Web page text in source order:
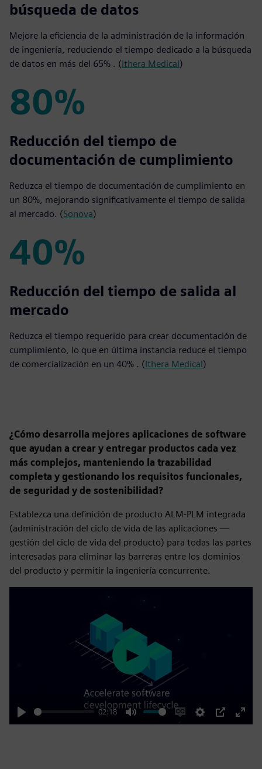
búsqueda de datos
Mejore la eficiencia de la administración de la información
de ingeniería, reduciendo el tiempo dedicado a la búsqueda
de datos en más del 65% . (Ithera Medical)
80%
80%
Reducción del tiempo de
documentación de cumplimiento
Reduzca el tiempo de documentación de cumplimiento en
un 80%, mejorando significativamente el tiempo de salida
al mercado. (Sonova)
40%
40%
Reducción del tiempo de salida al
mercado
Reduzca el tiempo requerido para crear documentación de
cumplimiento, lo que en última instancia reduce el tiempo
de comercialización en un 40% . (Ithera Medical)
¿Cómo desarrolla mejores aplicaciones de software
que ayudan a crear y entregar productos cada vez
más complejos, manteniendo la trazabilidad
completa y gestionando los requisitos funcionales,
de seguridad y de sostenibilidad?
Establezca una definición de producto ALM-PLM integrada
(administración del ciclo de vida de las aplicaciones —
gestión del ciclo de vida del producto) para todas las partes
interesadas para eliminar las barreras entre los dominios
del producto y permitir la ingeniería concurrente.
Play
02:18
Mute
EnableSettings
PIP
Enter